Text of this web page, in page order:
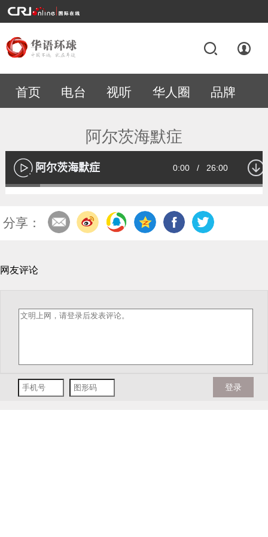
首页 电台 视听 华人圈 品牌
阿尔茨海默症
播
放
阿尔茨海默症 Current
0:00 / Duration
26:00
Loaded:
分享：
网友评论
登录